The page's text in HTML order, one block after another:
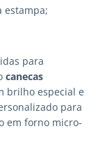
estampa;
para
canecas
brilho especial e
para
em forno micro-